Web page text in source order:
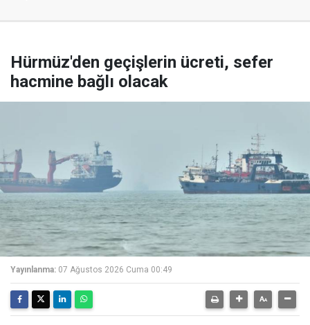
Hürmüz'den geçişlerin ücreti, sefer
hacmine bağlı olacak
Yayınlanma: 07 Ağustos 2026 Cuma 00:49